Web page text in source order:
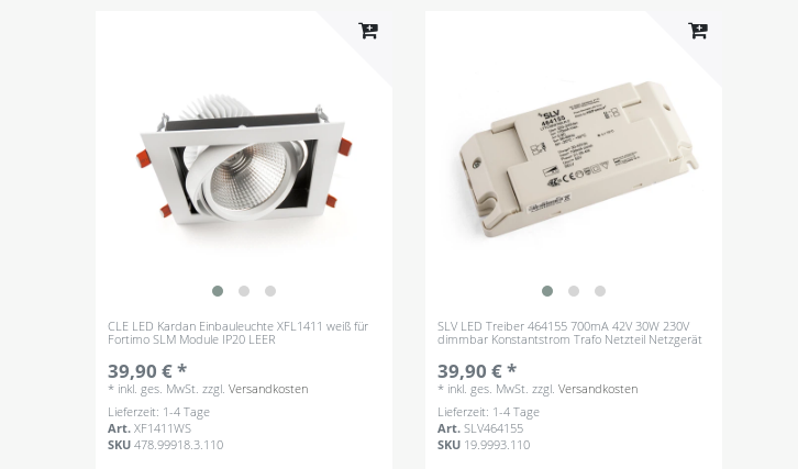
CLE LED Kardan Einbauleuchte XFL1411 weiß für
Fortimo SLM Module IP20 LEER
39,90 € *
* inkl. ges. MwSt. zzgl.Versandkosten
Lieferzeit: 1-4 Tage
Art.XF1411WS
SKU478.99918.3.110
SLV LED Treiber 464155 700mA 42V 30W 230V
dimmbar Konstantstrom Trafo Netzteil Netzgerät
39,90 € *
* inkl. ges. MwSt. zzgl.Versandkosten
Lieferzeit: 1-4 Tage
Art.SLV464155
SKU 19.9993.110